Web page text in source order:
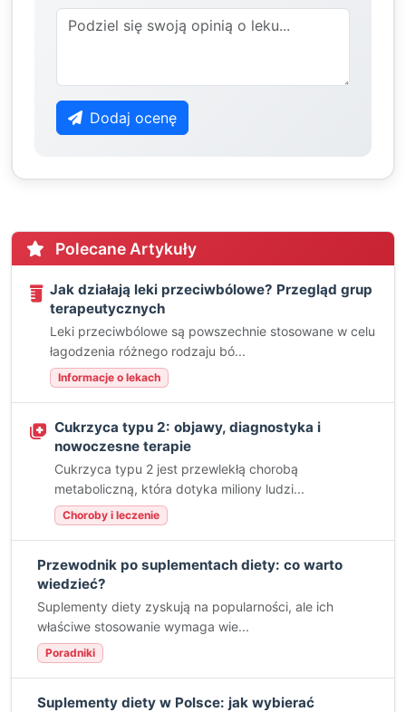
Dodaj ocenę
Polecane Artykuły
Jak działają leki przeciwbólowe? Przegląd grup
terapeutycznych
Leki przeciwbólowe są powszechnie stosowane w celu
łagodzenia różnego rodzaju bó...
Informacje o lekach
Cukrzyca typu 2: objawy, diagnostyka i
nowoczesne terapie
Cukrzyca typu 2 jest przewlekłą chorobą
metaboliczną, która dotyka miliony ludzi...
Choroby i leczenie
Przewodnik po suplementach diety: co warto
wiedzieć?
Suplementy diety zyskują na popularności, ale ich
właściwe stosowanie wymaga wie...
Poradniki
Suplementy diety w Polsce: jak wybierać